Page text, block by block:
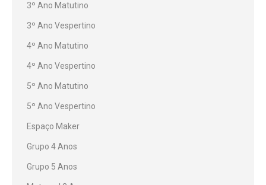
3º Ano Matutino
3º Ano Vespertino
4º Ano Matutino
4º Ano Vespertino
5º Ano Matutino
5º Ano Vespertino
Espaço Maker
Grupo 4 Anos
Grupo 5 Anos